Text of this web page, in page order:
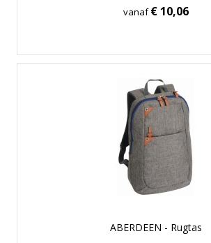
vanaf€ 10,06
ABERDEEN - Rugtas